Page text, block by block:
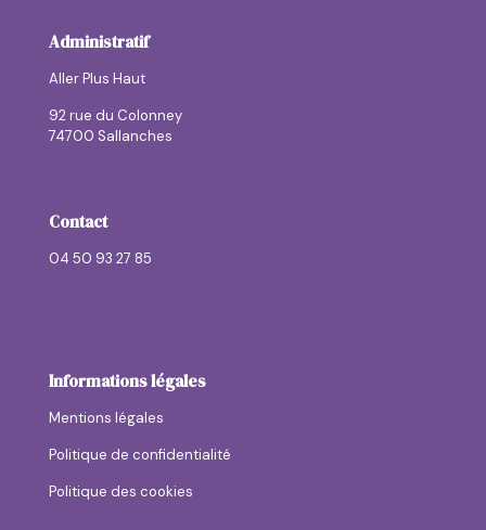
Administratif
Aller Plus Haut
92 rue du Colonney
74700 Sallanches
Contact
04 50 93 27 85
Informations légales
Mentions légales
Politique de confidentialité
Politique des cookies